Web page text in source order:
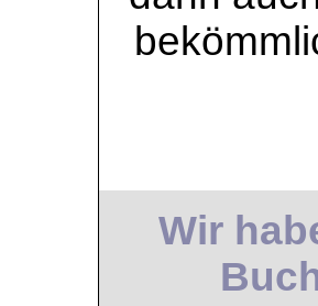
Wir